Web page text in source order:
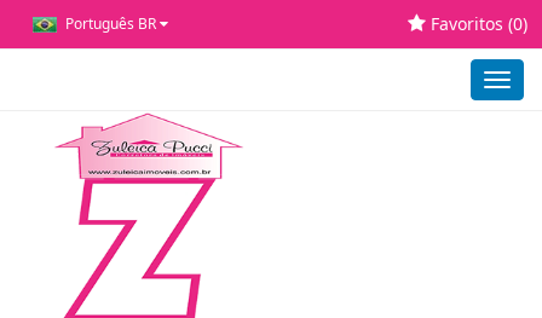
Português BR Favoritos (0)